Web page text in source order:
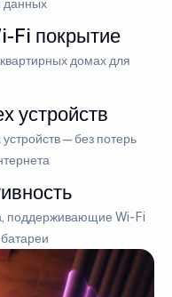
данных
Fi покрытие
домах для
устройств
— без потерь
поддерживающие Wi-Fi